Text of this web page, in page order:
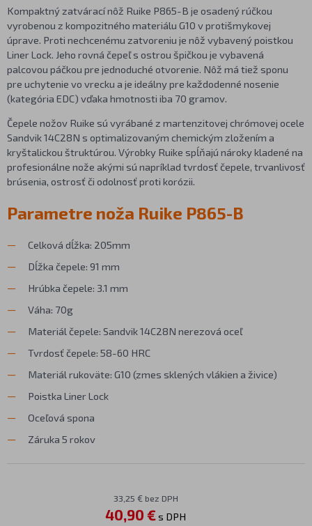
Kompaktný zatvárací nôž Ruike P865-B je osadený rúčkou
vyrobenou z kompozitného materiálu G10 v protišmykovej
úprave. Proti nechcenému zatvoreniu je nôž vybavený poistkou
Liner Lock. Jeho rovná čepeľ s ostrou špičkou je vybavená
palcovou páčkou pre jednoduché otvorenie. Nôž má tiež sponu
pre uchytenie vo vrecku a je ideálny pre každodenné nosenie
(kategória EDC) vďaka hmotnosti iba 70 gramov.
Čepele nožov Ruike sú vyrábané z martenzitovej chrómovej ocele
Sandvik 14C28N s optimalizovaným chemickým zložením a
kryštalickou štruktúrou. Výrobky Ruike spĺňajú nároky kladené na
profesionálne nože akými sú napríklad tvrdosť čepele, trvanlivosť
brúsenia, ostrosť či odolnosť proti korózii.
Parametre noža Ruike P865-B
Celková dĺžka: 205mm
Dĺžka čepele: 91 mm
Hrúbka čepele: 3.1 mm
Váha: 70g
Materiál čepele: Sandvik 14C28N nerezová oceľ
Tvrdosť čepele: 58-60 HRC
Materiál rukoväte: G10 (zmes sklených vlákien a živice)
Poistka Liner Lock
Oceľová spona
Záruka 5 rokov
33,25 € bez DPH
40,90 €s DPH